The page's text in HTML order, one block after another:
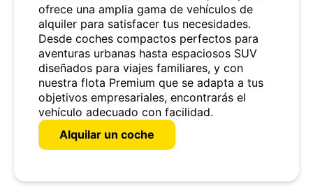
ofrece una amplia gama de vehículos de
alquiler para satisfacer tus necesidades.
Desde coches compactos perfectos para
aventuras urbanas hasta espaciosos SUV
diseñados para viajes familiares, y con
nuestra flota Premium que se adapta a tus
objetivos empresariales, encontrarás el
vehículo adecuado con facilidad.
Alquilar un coche